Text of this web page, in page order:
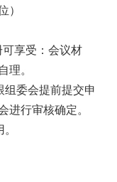
）
享受：会议材
理。
委会提前提交申
进行审核确定。